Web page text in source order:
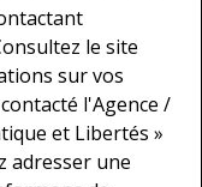
le site
sur vos
l'Agence /
et Libertés »
adresser une